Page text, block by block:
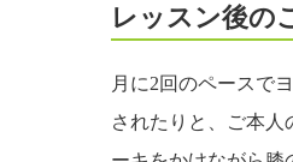
レッスン後の
月に2回のペースで
されたりと、ご本